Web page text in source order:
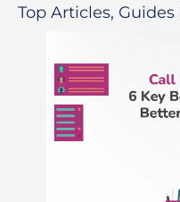
Top Articles,